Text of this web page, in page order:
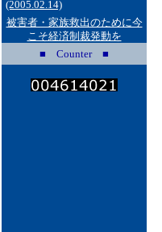
(2005.02.14)
被害者・家族救出のために今
こそ経済制裁発動を
■ Counter ■